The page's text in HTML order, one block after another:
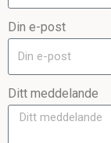
Din e-post
Ditt meddelande